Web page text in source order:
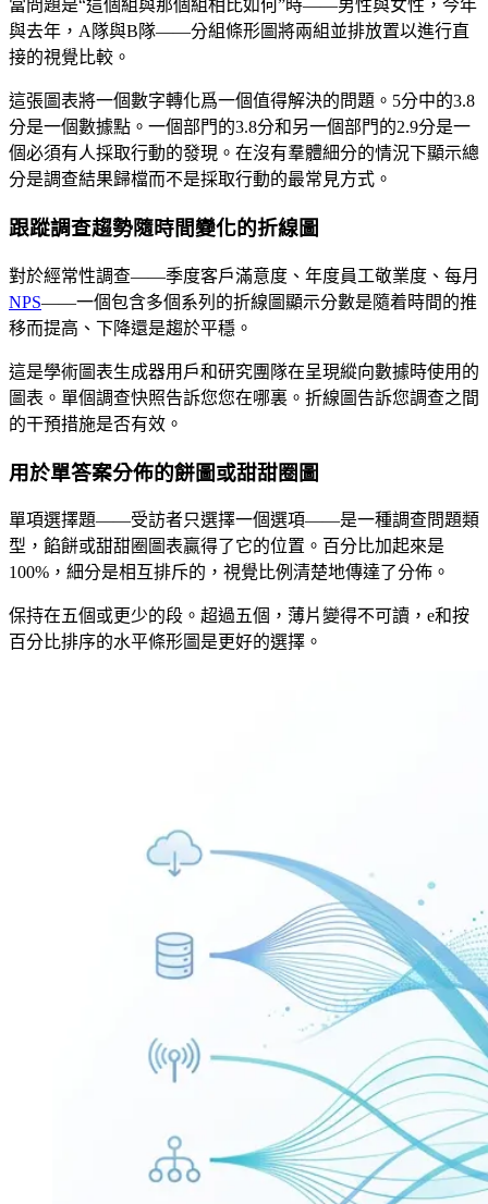
當問題是“這個組與那個組相比如何”時——男性與女性，今年
與去年，A隊與B隊——分組條形圖將兩組並排放置以進行直
接的視覺比較。
這張圖表將一個數字轉化爲一個值得解決的問題。5分中的3.8
分是一個數據點。一個部門的3.8分和另一個部門的2.9分是一
個必須有人採取行動的發現。在沒有羣體細分的情況下顯示總
分是調查結果歸檔而不是採取行動的最常見方式。
跟蹤調查趨勢隨時間變化的折線圖
對於經常性調查——季度客戶滿意度、年度員工敬業度、每月
NPS——一個包含多個系列的折線圖顯示分數是隨着時間的推
移而提高、下降還是趨於平穩。
這是學術圖表生成器用戶和研究團隊在呈現縱向數據時使用的
圖表。單個調查快照告訴您您在哪裏。折線圖告訴您調查之間
的干預措施是否有效。
用於單答案分佈的餅圖或甜甜圈圖
單項選擇題——受訪者只選擇一個選項——是一種調查問題類
型，餡餅或甜甜圈圖表贏得了它的位置。百分比加起來是
100%，細分是相互排斥的，視覺比例清楚地傳達了分佈。
保持在五個或更少的段。超過五個，薄片變得不可讀，e和按
百分比排序的水平條形圖是更好的選擇。